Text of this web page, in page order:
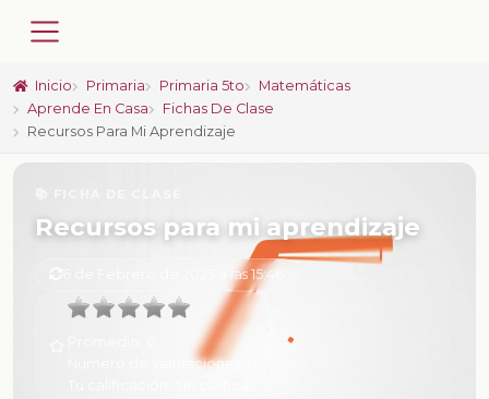
Inicio Primaria Primaria 5to
Matemáticas
Aprende En Casa
Fichas De Clase
Recursos Para Mi Aprendizaje
Recursos para mi aprendizaje
6 de Febrero de 2025 a las 15:46
Número de valoraciones: